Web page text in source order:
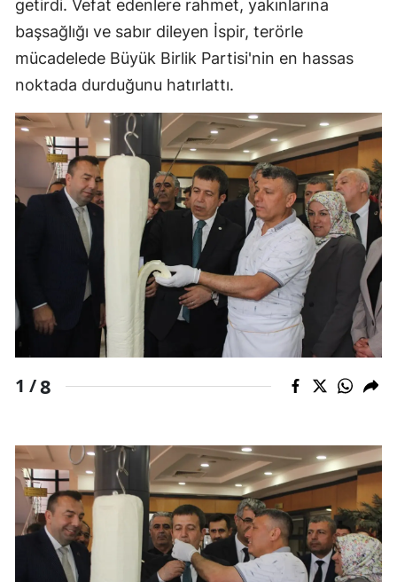
getirdi. Vefat edenlere rahmet, yakınlarına
başsağlığı ve sabır dileyen İspir, terörle
mücadelede Büyük Birlik Partisi'nin en hassas
noktada durduğunu hatırlattı.
1 /8